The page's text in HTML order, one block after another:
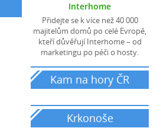
Interhome
Přidejte se k více než 40 000
majitelům domů po celé Evropě,
kteří důvěřují Interhome – od
marketingu po péči o hosty.
Kam na hory ČR
Krkonoše